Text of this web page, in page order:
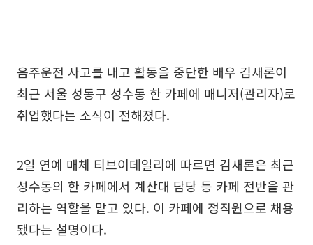
음주운전 사고를 내고 활동을 중단한 배우 김새론이
최근 서울 성동구 성수동 한 카페에 매니저(관리자)로
취업했다는 소식이 전해졌다.
2일 연예 매체 티브이데일리에 따르면 김새론은 최근
성수동의 한 카페에서 계산대 담당 등 카페 전반을 관
리하는 역할을 맡고 있다. 이 카페에 정직원으로 채용
됐다는 설명이다.